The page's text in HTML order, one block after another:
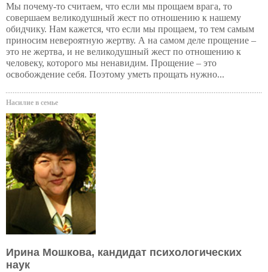
Мы почему-то считаем, что если мы прощаем врага, то
совершаем великодушный жест по отношению к нашему
обидчику. Нам кажется, что если мы прощаем, то тем самым
приносим невероятную жертву. А на самом деле прощение –
это не жертва, и не великодушный жест по отношению к
человеку, которого мы ненавидим. Прощение – это
освобождение себя. Поэтому уметь прощать нужно...
Насилие в семье
Ирина Мошкова, кандидат психологических
наук